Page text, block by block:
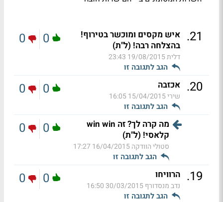
21
. איש מקסים ומוכשר בטירוף!
בהצלחה רבה! (ל"ת)
דלית19/08/2015 23:43
הגב לתגובה זו
0
0
20
. אכזבה
שירי15/04/2015 16:05
הגב לתגובה זו
0
0
מה קרה לך? זה win win
קלאסי! (ל"ת)
סטולי הוודקה16/04/2015 17:27
הגב לתגובה זו
0
0
19
. הרוויחו
נדב מנסדורף30/03/2015 16:50
הגב לתגובה זו
0
0